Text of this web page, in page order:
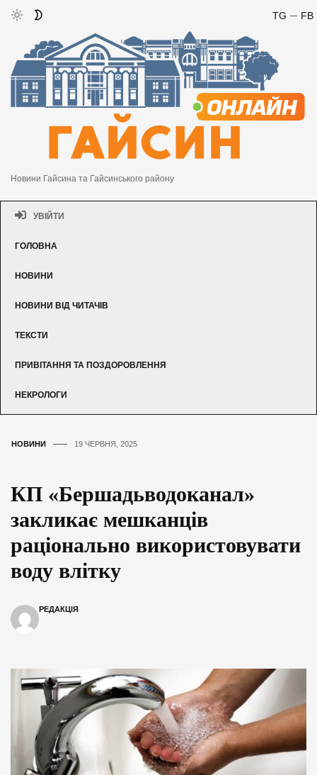
FB
TG
Новини Гайсина та Гайсинського району
УВІЙТИ
ГОЛОВНА
НОВИНИ
НОВИНИ ВІД ЧИТАЧІВ
ТЕКСТИ
ПРИВІТАННЯ ТА ПОЗДОРОВЛЕННЯ
НЕКРОЛОГИ
НОВИНИ 19 ЧЕРВНЯ, 2025
КП «Бершадьводоканал»
закликає мешканців
раціонально використовувати
воду влітку
РЕДАКЦІЯ